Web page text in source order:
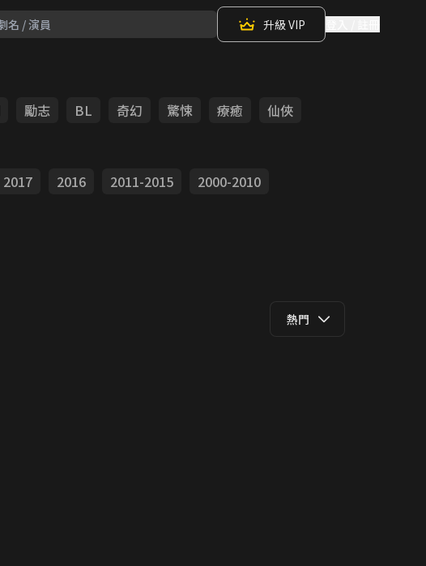
升級 VIP
勵志 BL 奇幻 驚悚 療癒
仙俠
2017 2016 2011-2015
2000-2010
熱門